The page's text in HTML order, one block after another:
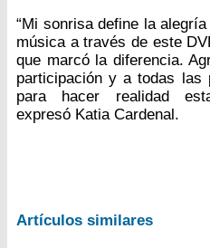
“Mi sonrisa define la
música a través de este
que marcó la diferencia.
participación y a todas las
para hacer realidad
expresó Katia Cardenal.
Artículos similares